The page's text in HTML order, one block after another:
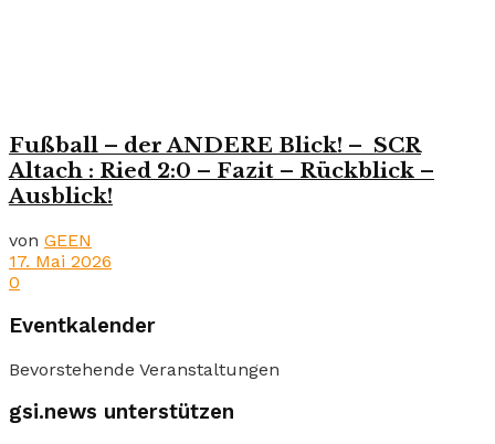
Fußball – der ANDERE Blick! – SCR
Altach : Ried 2:0 – Fazit – Rückblick –
Ausblick!
von GEEN
17. Mai 2026
0
Eventkalender
Bevorstehende Veranstaltungen
gsi.news unterstützen